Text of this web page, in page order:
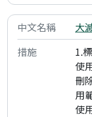
大
1.
使
刪
用
使